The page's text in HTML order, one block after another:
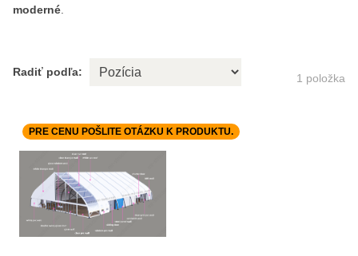
moderné
Radiť podľa: 1 položka
PRE CENU POŠLITE OTÁZKU K PRODUKTU.